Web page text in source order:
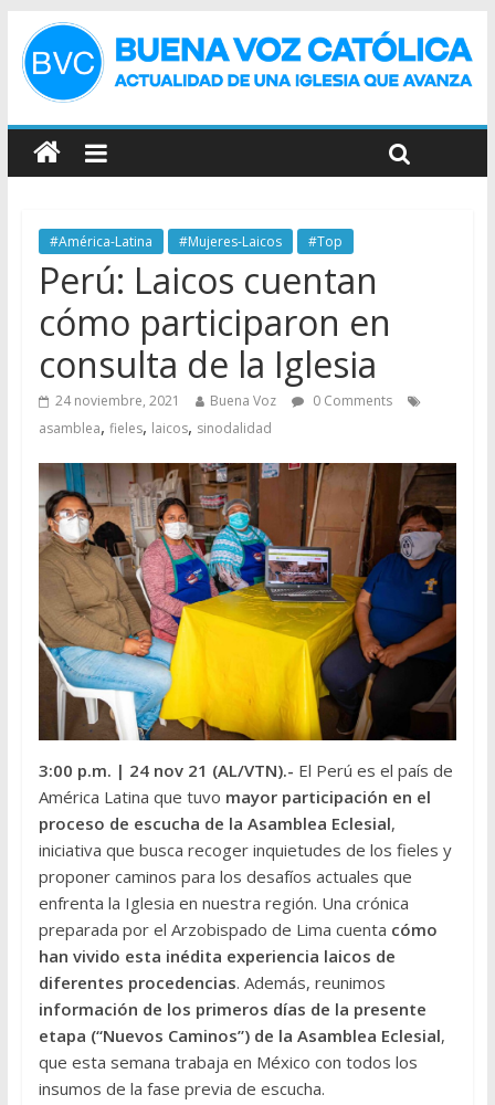
#América-Latina #Mujeres-Laicos #Top
Perú: Laicos cuentan
cómo participaron en
consulta de la Iglesia
24 noviembre, 2021 Buena Voz
0 Comments
asamblea, fieles, laicos, sinodalidad
3:00 p.m. | 24 nov 21 (AL/VTN).- El Perú es el país de
América Latina que tuvo mayor participación en el
proceso de escucha de la Asamblea Eclesial,
iniciativa que busca recoger inquietudes de los fieles y
proponer caminos para los desafíos actuales que
enfrenta la Iglesia en nuestra región. Una crónica
preparada por el Arzobispado de Lima cuenta cómo
han vivido esta inédita experiencia laicos de
diferentes procedencias. Además, reunimos
información de los primeros días de la presente
etapa (“Nuevos Caminos”) de la Asamblea Eclesial,
que esta semana trabaja en México con todos los
insumos de la fase previa de escucha.